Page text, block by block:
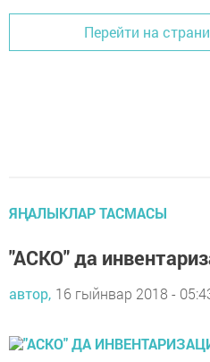
Перейти на
ЯҢАЛЫКЛАР ТАСМАСЫ
"АСКО" да
автор, 16 гыйнвар 2018 -